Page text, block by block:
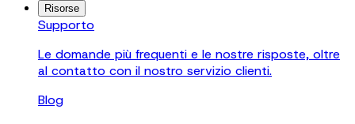
Risorse
Supporto
Le domande più frequenti e le nostre risposte, oltre
al contatto con il nostro servizio clienti.
Blog